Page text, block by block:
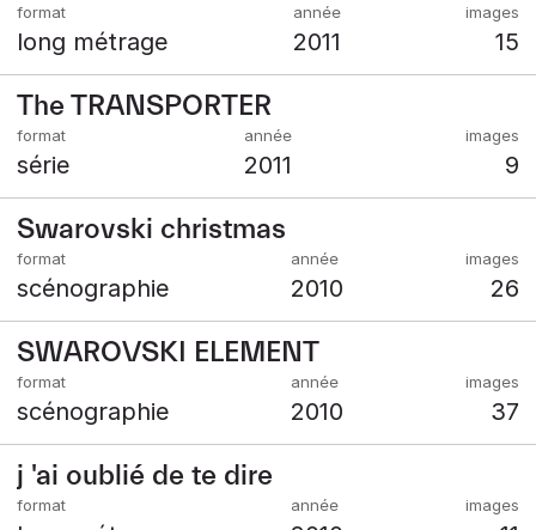
long métrage 2011 15
The TRANSPORTER
série 2011 9
Swarovski christmas
scénographie 2010 26
SWAROVSKI ELEMENT
scénographie 2010 37
j 'ai oublié de te dire